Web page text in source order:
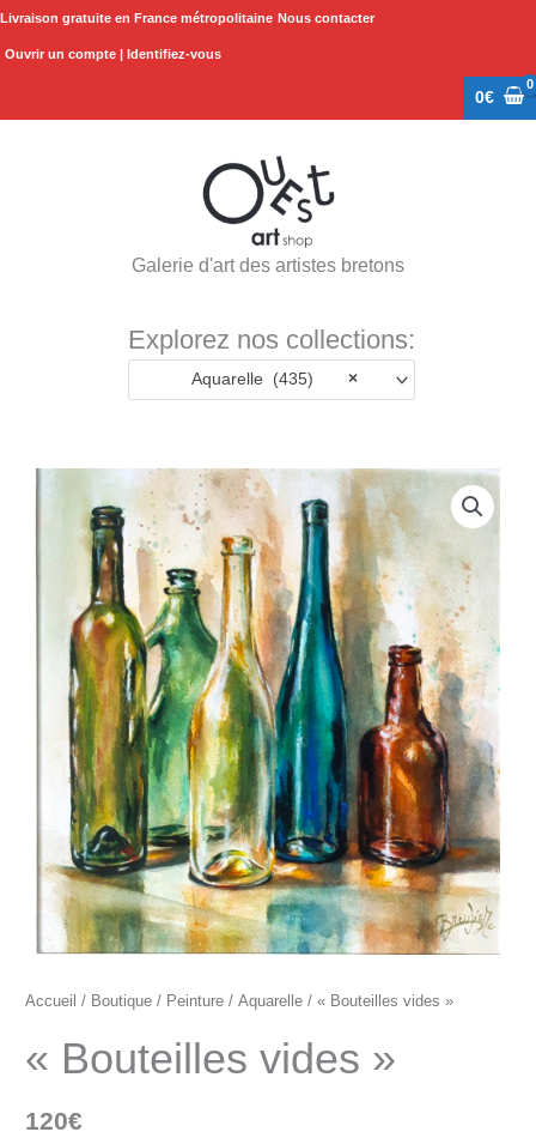
Aller
Livraison gratuite en France métropolitaine Nous contacter
Ouvrir un compte | Identifiez-vous
0€
Galerie d'art des artistes bretons
Explorez nos collections:
×
Aquarelle (435)
Accueil / Boutique / Peinture /Aquarelle / « Bouteilles vides »
« Bouteilles vides »
120€
"Bouteilles